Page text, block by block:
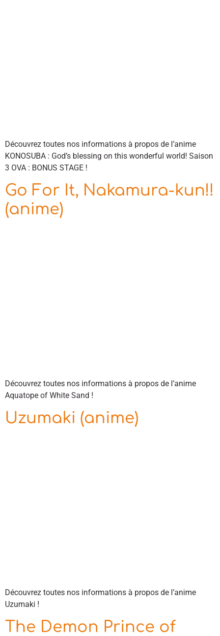
Découvrez toutes nos informations à propos de l’anime
KONOSUBA : God’s blessing on this wonderful world! Saison
3 OVA : BONUS STAGE !
Go For It, Nakamura-kun!!
(anime)
Découvrez toutes nos informations à propos de l’anime
Aquatope of White Sand !
Uzumaki (anime)
Découvrez toutes nos informations à propos de l’anime
Uzumaki !
The Demon Prince of